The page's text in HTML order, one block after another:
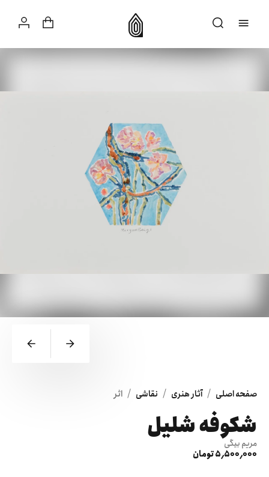
صفحه اصلی / آثار هنری / نقاشی / اثر
شکوفه شلیل
مریم بیگی
5٬500٬000 تومان